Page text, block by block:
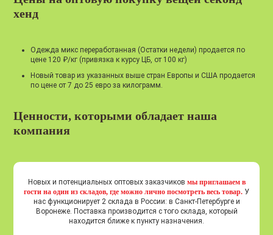
хенд
Одежда микс переработанная (Остатки недели) продается по
цене 120 ₽/кг (привязка к курсу ЦБ, от 100 кг)
Новый товар из указанных выше стран Европы и США продается
по цене от 7 до 25 евро за килограмм.
Ценности, которыми обладает наша
компания
Новых и потенциальных оптовых заказчиков мы приглашаем в
гости на один из складов, где можно лично посмотреть весь товар. У
нас функционирует 2 склада в России: в Санкт-Петербурге и
Воронеже. Поставка производится с того склада, который
находится ближе к пункту назначения.